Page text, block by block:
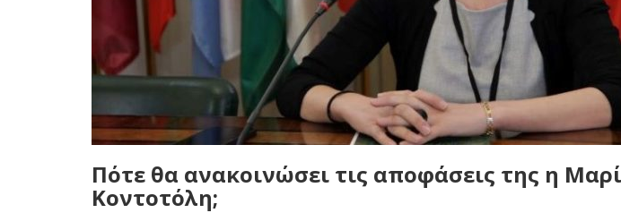
Πότε θα ανακοινώσει τις αποφάσεις της η
Κοντοτόλη;